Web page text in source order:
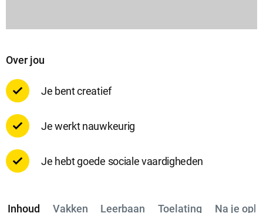
Over jou
Je bent creatief
Je werkt nauwkeurig
Je hebt goede sociale vaardigheden
Inhoud Vakken Leerbaan Toelating Na je